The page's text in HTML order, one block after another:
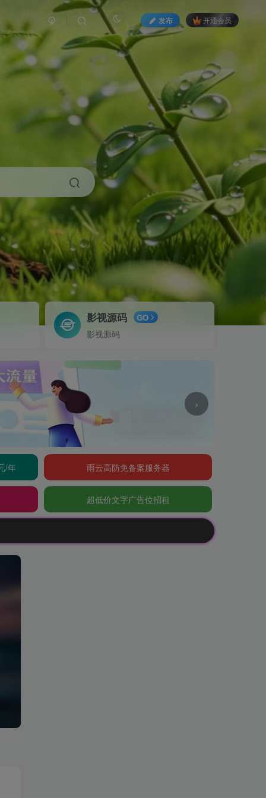
发布 开通会员
影视源码 GO
影视源码
›
/年 雨云高防免备案服务器
超低价文字广告位招租